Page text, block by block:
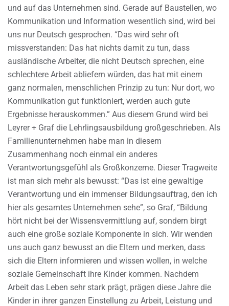
und auf das Unternehmen sind. Gerade auf Baustellen, wo
Kommunikation und Information wesentlich sind, wird bei
uns nur Deutsch gesprochen. “Das wird sehr oft
missverstanden: Das hat nichts damit zu tun, dass
ausländische Arbeiter, die nicht Deutsch sprechen, eine
schlechtere Arbeit abliefern würden, das hat mit einem
ganz normalen, menschlichen Prinzip zu tun: Nur dort, wo
Kommunikation gut funktioniert, werden auch gute
Ergebnisse herauskommen.” Aus diesem Grund wird bei
Leyrer + Graf die Lehrlingsausbildung großgeschrieben. Als
Familienunternehmen habe man in diesem
Zusammenhang noch einmal ein anderes
Verantwortungsgefühl als Großkonzerne. Dieser Tragweite
ist man sich mehr als bewusst: “Das ist eine gewaltige
Verantwortung und ein immenser Bildungsauftrag, den ich
hier als gesamtes Unternehmen sehe”, so Graf, “Bildung
hört nicht bei der Wissensvermittlung auf, sondern birgt
auch eine große soziale Komponente in sich. Wir wenden
uns auch ganz bewusst an die Eltern und merken, dass
sich die Eltern informieren und wissen wollen, in welche
soziale Gemeinschaft ihre Kinder kommen. Nachdem
Arbeit das Leben sehr stark prägt, prägen diese Jahre die
Kinder in ihrer ganzen Einstellung zu Arbeit, Leistung und